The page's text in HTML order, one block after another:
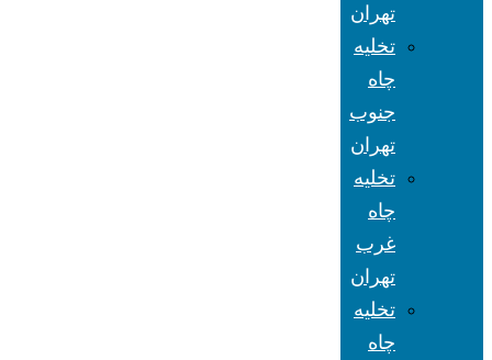
تهران
تخلیه
چاه
جنوب
تهران
تخلیه
چاه
غرب
تهران
تخلیه
چاه